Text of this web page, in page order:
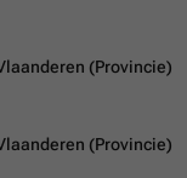
(Provincie)
(Provincie)